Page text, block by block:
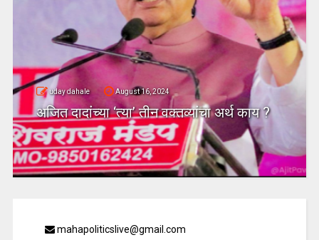
uday dahale August 16, 2024
अजित दादांच्या ‘त्या’ तीन वक्तव्यांचा अर्थ काय ?
mahapoliticslive@gmail.com